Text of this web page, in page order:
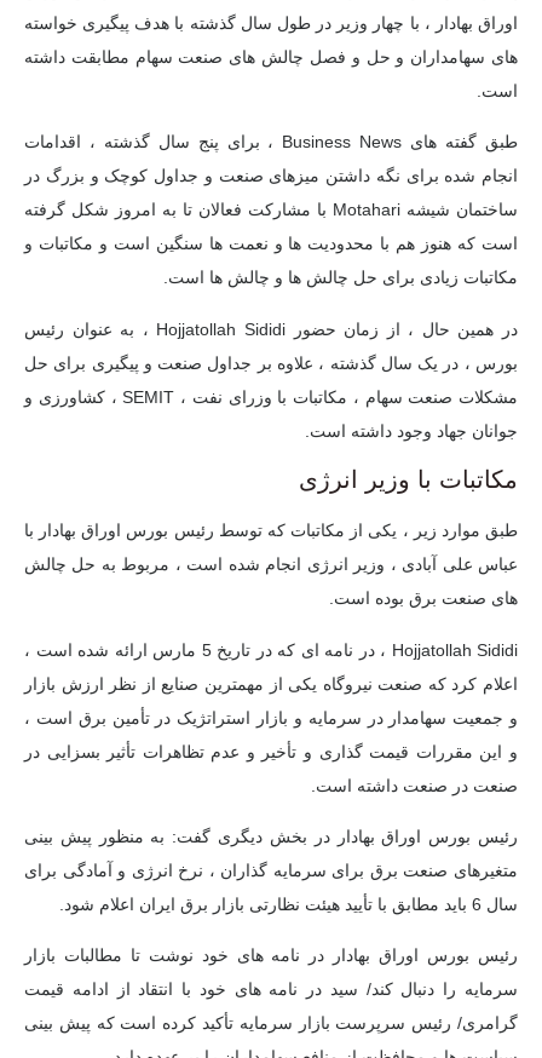
اوراق بهادار ، با چهار وزیر در طول سال گذشته با هدف پیگیری خواسته
های سهامداران و حل و فصل چالش های صنعت سهام مطابقت داشته
است.
طبق گفته های Business News ، برای پنج سال گذشته ، اقدامات
انجام شده برای نگه داشتن میزهای صنعت و جداول کوچک و بزرگ در
ساختمان شیشه Motahari با مشارکت فعالان تا به امروز شکل گرفته
است که هنوز هم با محدودیت ها و نعمت ها سنگین است و مکاتبات و
مکاتبات زیادی برای حل چالش ها و چالش ها است.
در همین حال ، از زمان حضور Hojjatollah Sididi ، به عنوان رئیس
بورس ، در یک سال گذشته ، علاوه بر جداول صنعت و پیگیری برای حل
مشکلات صنعت سهام ، مکاتبات با وزرای نفت ، SEMIT ، کشاورزی و
جوانان جهاد وجود داشته است.
مکاتبات با وزیر انرژی
طبق موارد زیر ، یکی از مکاتبات که توسط رئیس بورس اوراق بهادار با
عباس علی آبادی ، وزیر انرژی انجام شده است ، مربوط به حل چالش
های صنعت برق بوده است.
Hojjatollah Sididi ، در نامه ای که در تاریخ 5 مارس ارائه شده است ،
اعلام کرد که صنعت نیروگاه یکی از مهمترین صنایع از نظر ارزش بازار
و جمعیت سهامدار در سرمایه و بازار استراتژیک در تأمین برق است ،
و این مقررات قیمت گذاری و تأخیر و عدم تظاهرات تأثیر بسزایی در
صنعت در صنعت داشته است.
رئیس بورس اوراق بهادار در بخش دیگری گفت: به منظور پیش بینی
متغیرهای صنعت برق برای سرمایه گذاران ، نرخ انرژی و آمادگی برای
سال 6 باید مطابق با تأیید هیئت نظارتی بازار برق ایران اعلام شود.
رئیس بورس اوراق بهادار در نامه های خود نوشت تا مطالبات بازار
سرمایه را دنبال کند/ سید در نامه های خود با انتقاد از ادامه قیمت
گرامری/ رئیس سرپرست بازار سرمایه تأکید کرده است که پیش بینی